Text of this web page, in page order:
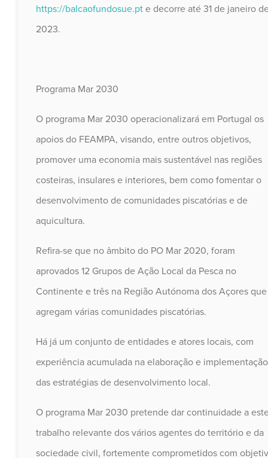
https://balcaofundosue.pt e decorre até 31 de janeiro
2023.
Programa Mar 2030
O programa Mar 2030 operacionalizará em Portugal os
apoios do FEAMPA, visando, entre outros objetivos,
promover uma economia mais sustentável nas regiões
costeiras, insulares e interiores, bem como fomentar o
desenvolvimento de comunidades piscatórias e de
aquicultura.
Refira-se que no âmbito do PO Mar 2020, foram
aprovados 12 Grupos de Ação Local da Pesca no
Continente e três na Região Autónoma dos Açores que
agregam várias comunidades piscatórias.
Há já um conjunto de entidades e atores locais, com
experiência acumulada na elaboração e implementação
das estratégias de desenvolvimento local.
O programa Mar 2030 pretende dar continuidade a
trabalho relevante dos vários agentes do território e da
sociedade civil, fortemente comprometidos com